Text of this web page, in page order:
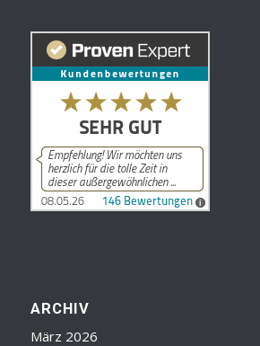
ARCHIV
März 2026